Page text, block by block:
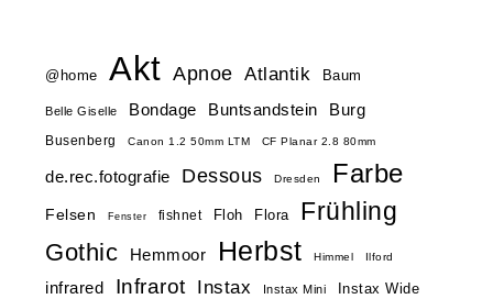
@home Akt Apnoe Atlantik Baum
Belle Giselle Bondage Buntsandstein Burg
Busenberg Canon 1.2 50mm LTM CF Planar 2.8 80mm
de.rec.fotografie Dessous Dresden Farbe
Felsen Fenster fishnet Floh Flora Frühling
Gothic Hemmoor Herbst Himmel Ilford
infrared Infrarot Instax Instax Mini
Instax Wide